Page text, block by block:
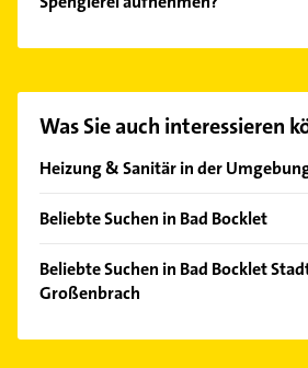
finden Sie alleKontaktdaten.
Was Sie auch interessieren
Heizung & Sanitär in der
Nüdlingen
Burkardroth
Hohenroth
Beliebte Suchen in Bad Bocklet
Bauunternehmen
Physikalische Therapie
Beliebte Suchen in Bad Bocklet
Großenbrach